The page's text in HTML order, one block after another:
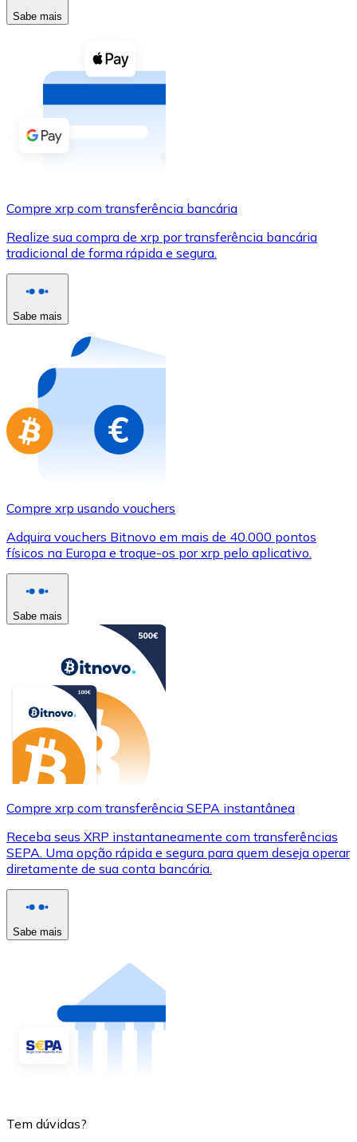
Cupons cripto
Comprar com dinheiro
Comprar com transferência bancária
Cartão de crédito / débito
Comprar com cartão
Loja - Cartões-presente
Compre cartões-presente das suas marcas favoritas
Ir para a loja de cartões-presente
Sabe mais
Compre xrp com transferência bancária
Realize sua compra de xrp por transferência bancária
tradicional de forma rápida e segura.
Sabe mais
Compre xrp usando vouchers
Adquira vouchers Bitnovo em mais de 40.000 pontos
físicos na Europa e troque-os por xrp pelo aplicativo.
Sabe mais
Compre xrp com transferência SEPA instantânea
Receba seus XRP instantaneamente com transferências
SEPA. Uma opção rápida e segura para quem deseja operar
diretamente de sua conta bancária.
Sabe mais
Tem dúvidas?